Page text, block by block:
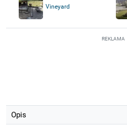
Vineyard
REKLAMA
Opis